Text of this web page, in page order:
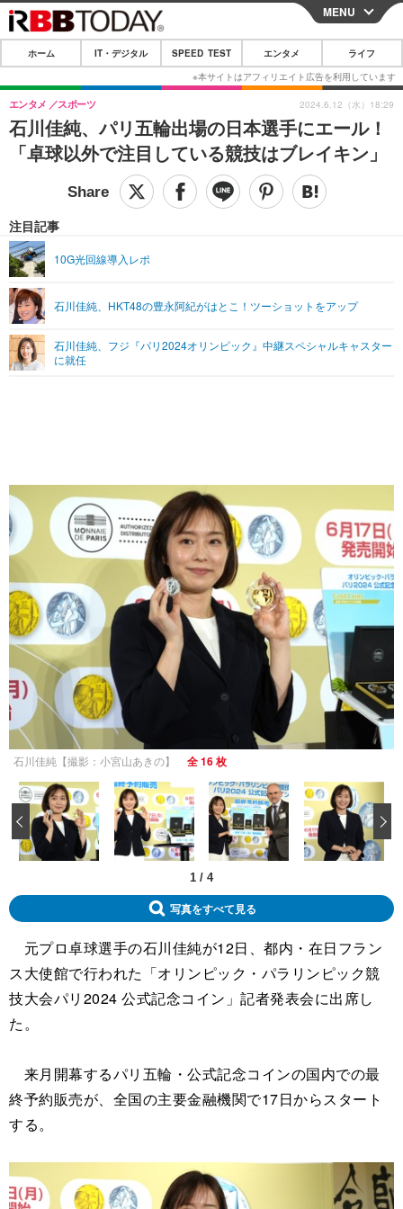
CLOSE
ホーム
IT・デジタル
IT・デジタルTOP スマートフォン
ショッピング その他
SPEED TEST
エンタメTOP 映画・ドラマ
グラビア ブログ
ショッピング その他
ライフTOP
リリース一覧
プッシュ通知の停止方法
MENU
ホーム IT・デジタル SPEED TEST エンタメ ライフ
石川佳純、パリ五輪出場の日本選手にエール！
「卓球以外で注目している競技はブレイキン」
エンタメ スポーツ
注目記事
10G光回線導入レポ
石川佳純、HKT48の豊永阿紀がはとこ！ツーショットをアップ
石川佳純、フジ『パリ2024オリンピック』中継スペシャルキャスター
に就任
2024.6.12（水）18:29
石川佳純【撮影：小宮山あきの】 全 16 枚
1 / 4
‹
写真をすべて見る
元プロ卓球選手の石川佳純が12日、都内・在日フラン
ス大使館で行われた「オリンピック・パラリンピック競
技大会パリ2024 公式記念コイン」記者発表会に出席し
た。
来月開幕するパリ五輪・公式記念コインの国内での最
終予約販売が、全国の主要金融機関で17日からスタート
する。